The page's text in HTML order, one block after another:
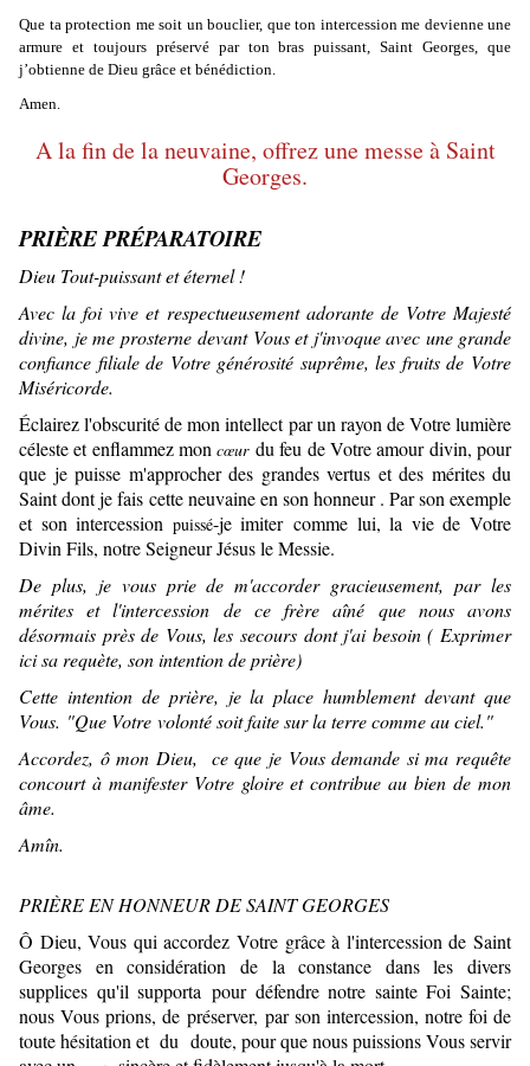
Que ta protection me soit un bouclier, que ton intercession me devienne une
armure et toujours préservé par ton bras puissant, Saint Georges, que
j’obtienne de Dieu grâce et bénédiction.
Amen.
A la fin de la neuvaine, offrez une messe à Saint
Georges.
PRIÈRE PRÉPARATOIRE
Dieu Tout-puissant et éternel !
Avec la foi vive et respectueusement adorante de Votre Majesté
divine, je me prosterne devant Vous et j'invoque avec une grande
confiance filiale de Votre générosité suprême, les fruits de Votre
Miséricorde.
Éclairez l'obscurité de mon intellect par un rayon de Votre lumière
céleste et enflammez moncœurdu feu de Votre amour divin, pour
que je puisse m'approcher des grandes vertus et des mérites du
Saint dont je fais cette neuvaineen son honneur . Par son exemple
et son intercession puissé-je imitercomme lui, la vie de Votre
Divin Fils, notre Seigneur Jésus le Messie.
De plus, je vous prie de m'accorder gracieusement, par les
mérites et l'intercession de ce frère aîné que nous avons
désormais près de Vous, les secours dont j'ai besoin ( Exprimer
ici sa requète, son intention de prière)
Cette intention de prière, je la place humblement devant que
Vous. "Que Votre volonté soit faite sur la terre comme au ciel."
Accordez, ô mon Dieu, ce que je Vous demande si ma requête
concourt à manifester Votre gloire et contribue au bien de mon
âme.
Amîn.
PRIÈRE EN HONNEUR DE SAINT GEORGES
Ô Dieu, Vous qui accordez Votre grâce à l'intercession de Saint
Georges en considération de la constance dans les divers
supplices qu'il supporta pour défendre notre sainte Foi Sainte;
nous Vous prions, de préserver, par son intercession, notre foi de
toute hésitation et du doute, pour que nous puissions Vous servir